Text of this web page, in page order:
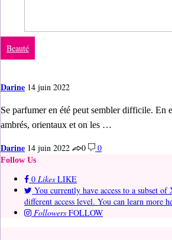
Beauté
Darine 14 juin 2022
Se parfumer en été peut sembler difficile. En
ambrés, orientaux et on les …
Darine 14 juin 2022 0 0
Follow Us
0 Likes LIKE
You currently have access to a subset
different access level. You can learn more
Followers FOLLOW